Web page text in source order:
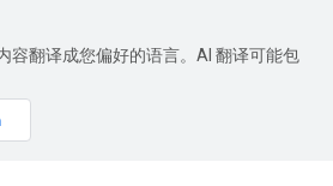
容翻译成您偏好的语言。AI 翻译可能包